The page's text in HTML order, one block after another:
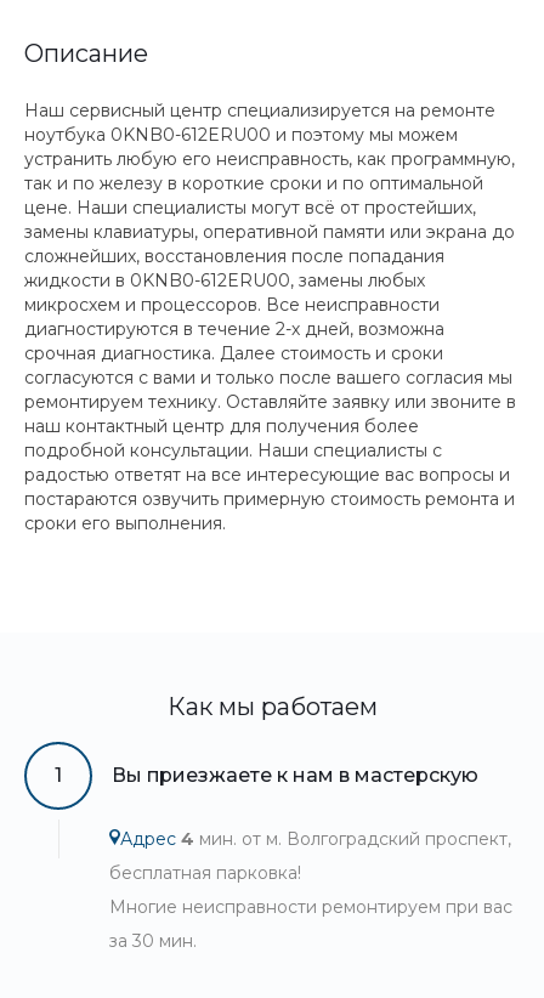
Описание
Наш сервисный центр специализируется на ремонте
ноутбука 0KNB0-612ERU00 и поэтому мы можем
устранить любую его неисправность, как программную,
так и по железу в короткие сроки и по оптимальной
цене. Наши специалисты могут всё от простейших,
замены клавиатуры, оперативной памяти или экрана до
сложнейших, восстановления после попадания
жидкости в 0KNB0-612ERU00, замены любых
микросхем и процессоров. Все неисправности
диагностируются в течение 2-х дней, возможна
срочная диагностика. Далее стоимость и сроки
согласуются с вами и только после вашего согласия мы
ремонтируем технику. Оставляйте заявку или звоните в
наш контактный центр для получения более
подробной консультации. Наши специалисты с
радостью ответят на все интересующие вас вопросы и
постараются озвучить примерную стоимость ремонта и
сроки его выполнения.
Как мы работаем
1 Вы приезжаете к нам в мастерскую
Адрес 4 мин. от м. Волгоградский проспект,
бесплатная парковка!
Многие неисправности ремонтируем при вас
за 30 мин.